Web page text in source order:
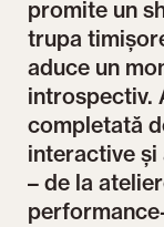
promite un
trupa
aduce un
introspectiv.
completată
interactive
– de la